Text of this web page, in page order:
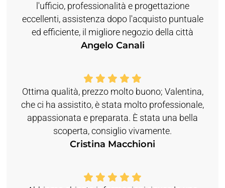
l'ufficio, professionalità e progettazione
eccellenti, assistenza dopo l'acquisto puntuale
ed efficiente, il migliore negozio della città
Angelo Canali
Ottima qualità, prezzo molto buono; Valentina,
che ci ha assistito, è stata molto professionale,
appassionata e preparata. È stata una bella
scoperta, consiglio vivamente.
Cristina Macchioni